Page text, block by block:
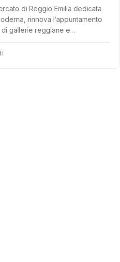
di Reggio Emilia dedicata
rinnova l’appuntamento
gallerie reggiane e…